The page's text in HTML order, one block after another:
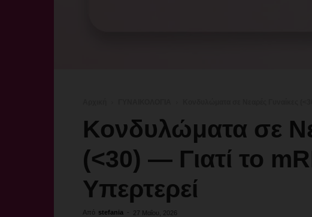
Κονδυλώματα σε
(<30) — Γιατί το
Υπερτερεί
Από stefania - 27 Μαΐου, 2026